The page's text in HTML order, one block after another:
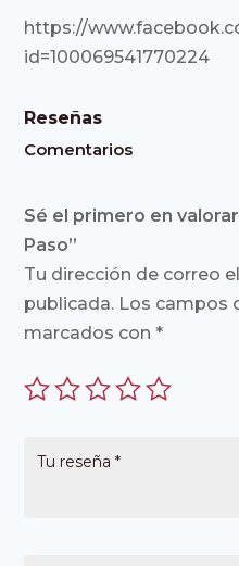
https://
id=100069541770224
Reseñas
Comentarios
Sé el primero en
Paso”
Tu dirección de correo
publicada. Los campos
marcados con*